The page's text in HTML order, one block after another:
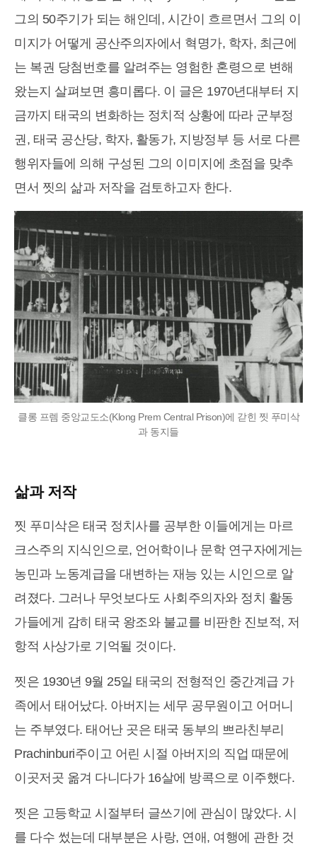
그의 50주기가 되는 해인데, 시간이 흐르면서 그의 이
미지가 어떻게 공산주의자에서 혁명가, 학자, 최근에
는 복권 당첨번호를 알려주는 영험한 혼령으로 변해
왔는지 살펴보면 흥미롭다. 이 글은 1970년대부터 지
금까지 태국의 변화하는 정치적 상황에 따라 군부정
권, 태국 공산당, 학자, 활동가, 지방정부 등 서로 다른
행위자들에 의해 구성된 그의 이미지에 초점을 맞추
면서 찟의 삶과 저작을 검토하고자 한다.
클롱 프렘 중앙교도소(Klong Prem Central Prison)에 갇힌 찟 푸미삭
과 동지들
삶과 저작
찟 푸미삭은 태국 정치사를 공부한 이들에게는 마르
크스주의 지식인으로, 언어학이나 문학 연구자에게는
농민과 노동계급을 대변하는 재능 있는 시인으로 알
려졌다. 그러나 무엇보다도 사회주의자와 정치 활동
가들에게 감히 태국 왕조와 불교를 비판한 진보적, 저
항적 사상가로 기억될 것이다.
찟은 1930년 9월 25일 태국의 전형적인 중간계급 가
족에서 태어났다. 아버지는 세무 공무원이고 어머니
는 주부였다. 태어난 곳은 태국 동부의 쁘라친부리
Prachinburi주이고 어린 시절 아버지의 직업 때문에
이곳저곳 옮겨 다니다가 16살에 방콕으로 이주했다.
찟은 고등학교 시절부터 글쓰기에 관심이 많았다. 시
를 다수 썼는데 대부분은 사랑, 연애, 여행에 관한 것